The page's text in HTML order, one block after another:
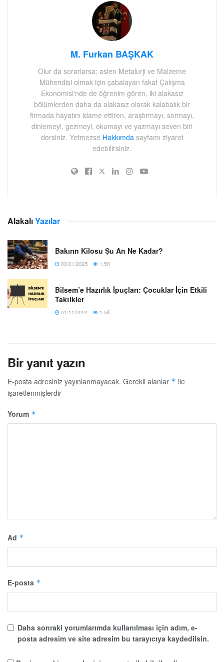
M. Furkan BAŞKAK
Olur da sorarlarsa; aslen Metalurji ve Malzeme
Mühendisi olmak için çabalayan fakat Çalışma
Ekonomisi'nde de öğrenim gören, iki alakasız
bölümlerden daha da alakasız olarak kalabalık bir
firmada hayatını idame ettiren, araştırmayı, sormayı,
dinlemeyi, gezmeyi, okumayı ve yazmayı seven biri
dersiniz. Yetmezse Hakkımda sayfamı ziyaret
edebilirsiniz.
AlakalıYazılar
Bakırın Kilosu Şu An Ne Kadar?
03/01/2025 1.5K
Bilsem’e Hazırlık İpuçları: Çocuklar İçin Etkili
Taktikler
01/11/2024 1.5K
Bir yanıt yazın
E-posta adresiniz yayınlanmayacak. Gerekli alanlar * ile
işaretlenmişlerdir
Yorum *
Ad *
E-posta *
Daha sonraki yorumlarımda kullanılması için adım, e-
posta adresim ve site adresim bu tarayıcıya kaydedilsin.